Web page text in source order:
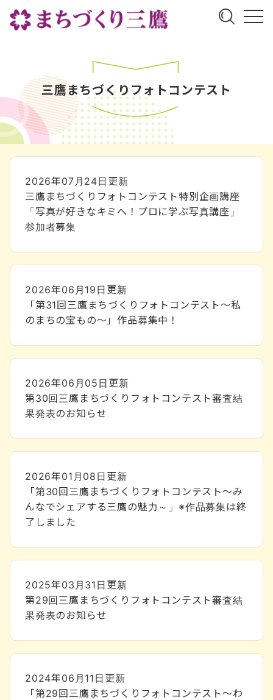
三鷹まちづくりフォトコンテスト
2026年07月24日 更新
三鷹まちづくりフォトコンテスト特別企画講座
「写真が好きなキミへ！プロに学ぶ写真講座」
参加者募集
2026年06月19日 更新
「第31回三鷹まちづくりフォトコンテスト～私
のまちの宝もの～」作品募集中！
2026年06月05日 更新
第30回三鷹まちづくりフォトコンテスト審査結
果発表のお知らせ
2026年01月08日 更新
「第30回三鷹まちづくりフォトコンテスト～み
んなでシェアする三鷹の魅力～」※作品募集は終
了しました
2025年03月31日 更新
第29回三鷹まちづくりフォトコンテスト審査結
果発表のお知らせ
2024年06月11日 更新
「第29回三鷹まちづくりフォトコンテスト～わ